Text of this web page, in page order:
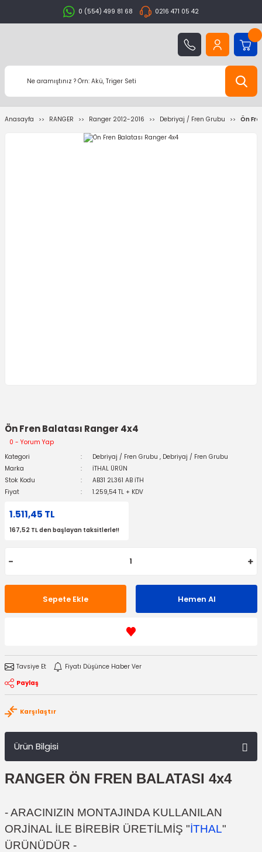
0 (554) 499 81 68 0216 471 05 42
Anasayfa RANGER Ranger 2012-2016 Debriyaj / Fren Grubu Ön
Ön Fren Balatası Ranger 4x4
0 - Yorum Yap
Kategori
Debriyaj / Fren Grubu , Debriyaj / Fren Grubu
Marka
İTHAL ÜRÜN
Stok Kodu
AB31 2L361 AB İTH
Fiyat
1.259,54 TL + KDV
1.511,45 TL
167,52 TL den başlayan taksitlerle!!
Sepete Ekle Hemen Al
Tavsiye Et
Fiyatı Düşünce Haber Ver
Paylaş
Karşılaştır
Ürün Bilgisi
RANGER ÖN FREN BALATASI 4x4
- ARACINIZIN MONTAJINDA KULLANILAN
ORJİNAL İLE BİREBİR ÜRETİLMİŞ "İTHAL"
ÜRÜNÜDÜR -